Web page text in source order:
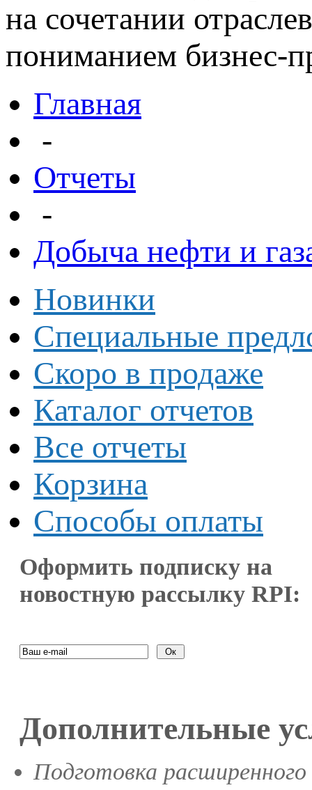
на сочетании
пониманием бизнес-
Главная
-
Отчеты
-
Добыча нефти и
Новинки
Специальные
Скоро в продаже
Каталог отчетов
Все отчеты
Корзина
Способы оплаты
Оформить подписку на
новостную рассылку RPI:
Дополнительные
Подготовка